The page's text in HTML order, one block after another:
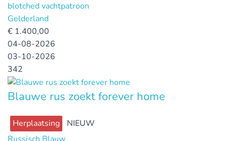
blotched vachtpatroon
Gelderland
€ 1.400,00
04-08-2026
03-10-2026
342
Blauwe rus zoekt forever home
Herplaatsing
NIEUW